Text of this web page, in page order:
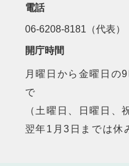
電話
06-6208-8181（代表）
開庁時間
月曜日から金曜日の
で
（土曜日、日曜日、
翌年1月3日までは休